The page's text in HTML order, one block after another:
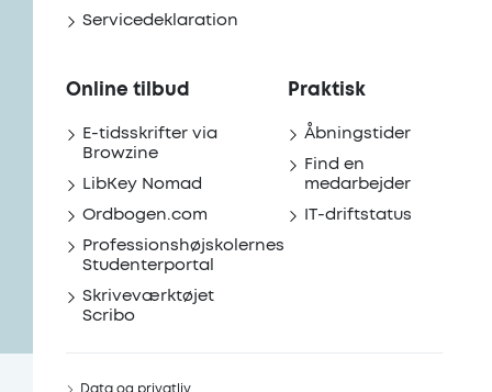
Servicedeklaration
Online tilbud
E-tidsskrifter via
Browzine
LibKey Nomad
Ordbogen.com
Professionshøjskolernes
Studenterportal
Skriveværktøjet
Scribo
Praktisk
Åbningstider
Find en
medarbejder
IT-driftstatus